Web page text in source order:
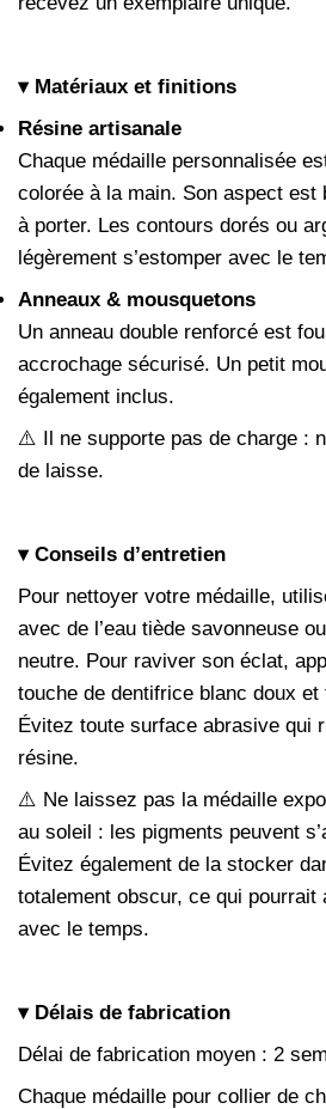
▾ Matériaux et finitions
Résine artisanale
Chaque médaille personnalisée
colorée à la main. Son aspect
à porter. Les contours dorés ou
légèrement s’estomper avec le
Anneaux & mousquetons
Un anneau double renforcé est
accrochage sécurisé. Un petit
également inclus.
⚠️ Il ne supporte pas de charge :
de laisse.
▾ Conseils d’entretien
Pour nettoyer votre médaille,
avec de l’eau tiède savonneuse
neutre. Pour raviver son éclat,
touche de dentifrice blanc doux
Évitez toute surface abrasive qui
résine.
⚠️ Ne laissez pas la médaille
au soleil : les pigments peuvent
Évitez également de la stocker
totalement obscur, ce qui pourrait
avec le temps.
▾ Délais de fabrication
Délai de fabrication moyen : 2
Chaque médaille pour collier de